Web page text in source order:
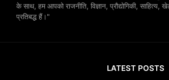
के साथ, हम आपको राजनीति, विज्ञान, प्रौद्योगिकी,
प्रतिबद्ध हैं।"
LATEST POSTS